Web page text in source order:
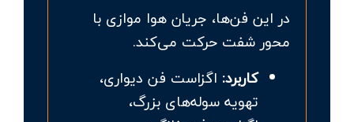
در این فن‌ها، جریان هوا موازی با
محور شفت حرکت می‌کند.
کاربرد: اگزاست فن دیواری،
تهویه سوله‌های بزرگ،